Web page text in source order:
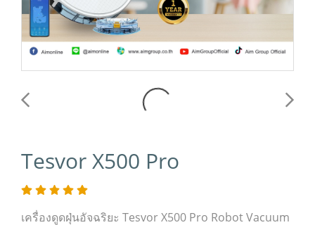
Tesvor X500 Pro
เครื่องดูดฝุ่นอัจฉริยะ Tesvor X500 Pro Robot Vacuum